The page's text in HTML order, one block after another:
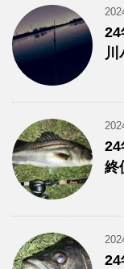
24
川
24
終
24